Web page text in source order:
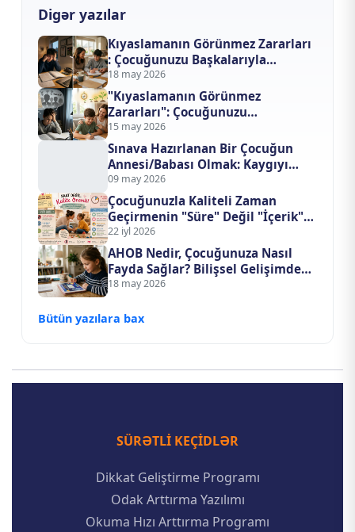
Digər yazılar
Kıyaslamanın Görünmez Zararları
: Çocuğunuzu Başkalarıyla
Yarıştırmayı Bıraktığınızda Ne
Değişir?
18 may 2026
"Kıyaslamanın Görünmez
Zararları": Çocuğunuzu
Başkalarıyla Yarıştırmayı
Bıraktığınızda Ne Değişir?
15 may 2026
Sınava Hazırlanan Bir Çocuğun
Annesi/Babası Olmak: Kaygıyı
Evden Nasıl Uzak Tutarsınız?
09 may 2026
Çocuğunuzla Kaliteli Zaman
Geçirmenin "Süre" Değil "İçerik"
Formülü
22 iyl 2026
AHOB Nedir, Çocuğunuza Nasıl
Fayda Sağlar? Bilişsel Gelişimde
Yapay Zeka Devrimi
18 may 2026
Bütün yazılara bax
SÜRƏTLI KEÇIDLƏR
Dikkat Geliştirme Programı
Odak Arttırma Yazılımı
Okuma Hızı Arttırma Programı